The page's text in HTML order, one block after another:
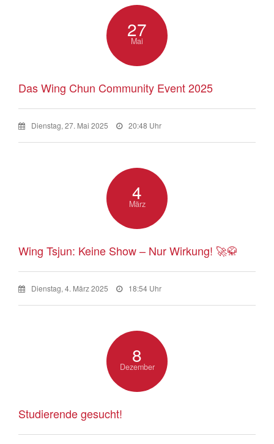
27
Mai
Das Wing Chun Community Event 2025
Dienstag, 27. Mai 2025 20:48 Uhr
4
März
Wing Tsjun: Keine Show – Nur Wirkung! 🚀🥋
Dienstag, 4. März 2025 18:54 Uhr
8
Dezember
Studierende gesucht!